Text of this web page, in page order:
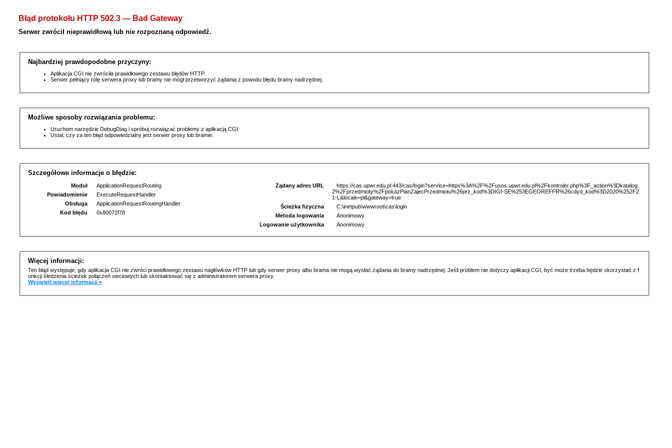
Błąd protokołu HTTP 502.3 — Bad Gateway
Serwer zwrócił nieprawidłową lub nie rozpoznaną odpowiedź.
Najbardziej prawdopodobne przyczyny:
Aplikacja CGI nie zwróciła prawidłowego zestawu błędów HTTP.
Serwer pełniący rolę serwera proxy lub bramy nie mógł przetworzyć żądania z powodu błędu bramy nadrzędnej.
Możliwe sposoby rozwiązania problemu:
Uruchom narzędzie DebugDiag i spróbuj rozwiązać problemy z aplikacją CGI.
Ustal, czy za ten błąd odpowiedzialny jest serwer proxy lub bramie.
Szczegółowe informacje o błędzie:
Moduł
ApplicationRequestRouting
Powiadomienie
ExecuteRequestHandler
Obsługa
ApplicationRequestRoutingHandler
Kod błędu
0x80072f78
Żądany adres URL
https://cas.upwr.edu.pl:443/cas/login?service=https%3A%2F%2Fusos.upwr.edu.pl%2Fkontroler.php%3F_action%3Dkatalog
2%2Fprzedmioty%2FpokazPlanZajecPrzedmiotu%26prz_kod%3DIGI-SE%253EGEOREFFR%26cdyd_kod%3D2020%252F2
1-L&locale=pl&gateway=true
Ścieżka fizyczna
C:\inetpub\wwwroot\cas\login
Metoda logowania
Anonimowy
Logowanie użytkownika
Anonimowy
Więcej informacji:
Ten błąd występuje, gdy aplikacja CGI nie zwróci prawidłowego zestawu nagłówków HTTP lub gdy serwer proxy albo brama nie mogą wysłać żądania do bramy nadrzędnej. Jeśli problem nie dotyczy aplikacji CGI, być może trzeba będzie skorzystać z f
unkcji śledzenia ścieżek połączeń sieciowych lub skontaktować się z administratorem serwera proxy.
Wyświetl więcej informacji »